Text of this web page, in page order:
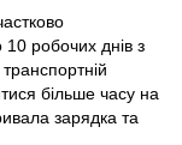
робочих днів з
більше часу на
зарядка та